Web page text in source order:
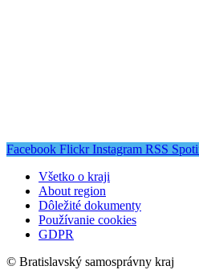
Facebook Flickr Instagram RSS
Všetko o kraji
About region
Dôležité dokumenty
Používanie cookies
GDPR
© Bratislavský samosprávny kraj